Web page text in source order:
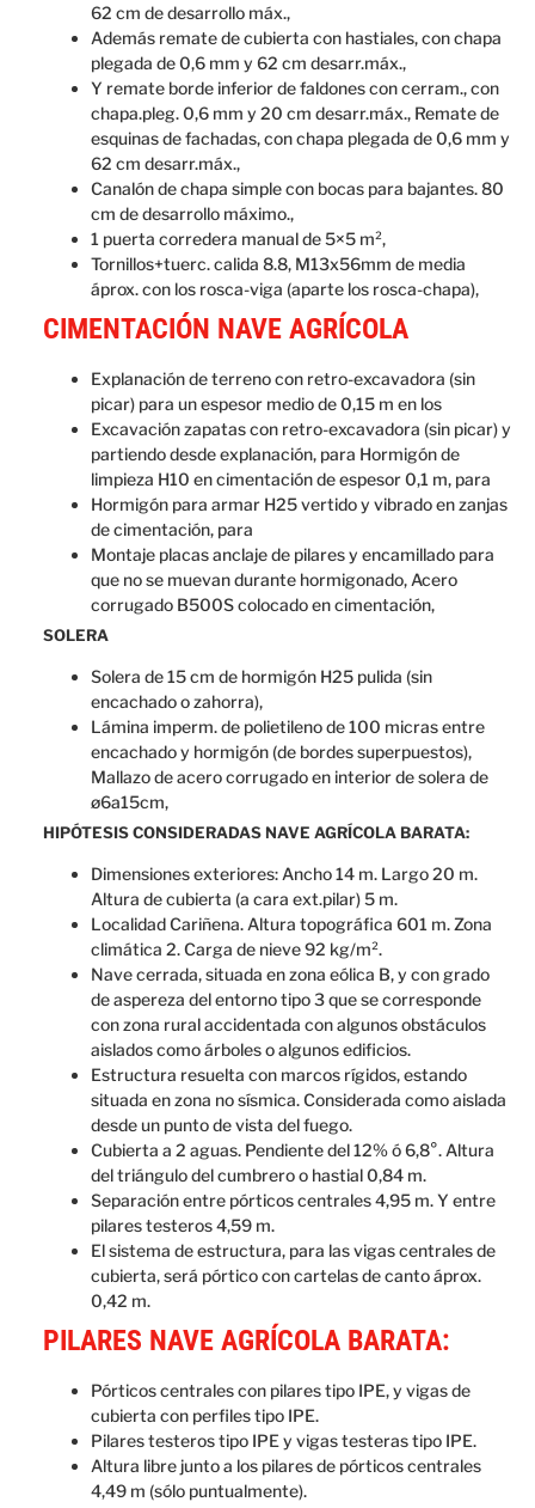
62 cm de desarrollo máx.,
Además remate de cubierta con hastiales, con chapa
plegada de 0,6 mm y 62 cm desarr.máx.,
Y remate borde inferior de faldones con cerram., con
chapa.pleg. 0,6 mm y 20 cm desarr.máx., Remate de
esquinas de fachadas, con chapa plegada de 0,6 mm y
62 cm desarr.máx.,
Canalón de chapa simple con bocas para bajantes. 80
cm de desarrollo máximo.,
1 puerta corredera manual de 5×5 m²,
Tornillos+tuerc. calida 8.8, M13x56mm de media
áprox. con los rosca-viga (aparte los rosca-chapa),
CIMENTACIÓN NAVE AGRÍCOLA
Explanación de terreno con retro-excavadora (sin
picar) para un espesor medio de 0,15 m en los
Excavación zapatas con retro-excavadora (sin picar) y
partiendo desde explanación, para Hormigón de
limpieza H10 en cimentación de espesor 0,1 m, para
Hormigón para armar H25 vertido y vibrado en zanjas
de cimentación, para
Montaje placas anclaje de pilares y encamillado para
que no se muevan durante hormigonado, Acero
corrugado B500S colocado en cimentación,
SOLERA
Solera de 15 cm de hormigón H25 pulida (sin
encachado o zahorra),
Lámina imperm. de polietileno de 100 micras entre
encachado y hormigón (de bordes superpuestos),
Mallazo de acero corrugado en interior de solera de
ø6a15cm,
HIPÓTESIS CONSIDERADAS NAVE AGRÍCOLA BARATA:
Dimensiones exteriores: Ancho 14 m. Largo 20 m.
Altura de cubierta (a cara ext.pilar) 5 m.
Localidad Cariñena. Altura topográfica 601 m. Zona
climática 2. Carga de nieve 92 kg/m².
Nave cerrada, situada en zona eólica B, y con grado
de aspereza del entorno tipo 3 que se corresponde
con zona rural accidentada con algunos obstáculos
aislados como árboles o algunos edificios.
Estructura resuelta con marcos rígidos, estando
situada en zona no sísmica. Considerada como aislada
desde un punto de vista del fuego.
Cubierta a 2 aguas. Pendiente del 12% ó 6,8°. Altura
del triángulo del cumbrero o hastial 0,84 m.
Separación entre pórticos centrales 4,95 m. Y entre
pilares testeros 4,59 m.
El sistema de estructura, para las vigas centrales de
cubierta, será pórtico con cartelas de canto áprox.
0,42 m.
PILARES NAVE AGRÍCOLA BARATA:
Pórticos centrales con pilares tipo IPE, y vigas de
cubierta con perfiles tipo IPE.
Pilares testeros tipo IPE y vigas testeras tipo IPE.
Altura libre junto a los pilares de pórticos centrales
4,49 m (sólo puntualmente).